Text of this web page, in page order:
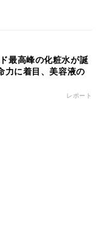
最高峰の化粧水が誕
力に着目、美容液の
レポート